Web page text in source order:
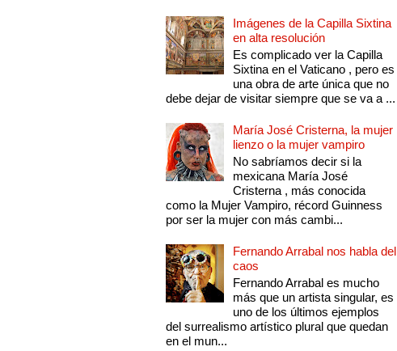
Imágenes de la Capilla Sixtina
en alta resolución
Es complicado ver la Capilla
Sixtina en el Vaticano , pero es
una obra de arte única que no
debe dejar de visitar siempre que se va a ...
María José Cristerna, la mujer
lienzo o la mujer vampiro
No sabríamos decir si la
mexicana María José
Cristerna , más conocida
como la Mujer Vampiro, récord Guinness
por ser la mujer con más cambi...
Fernando Arrabal nos habla del
caos
Fernando Arrabal es mucho
más que un artista singular, es
uno de los últimos ejemplos
del surrealismo artístico plural que quedan
en el mun...